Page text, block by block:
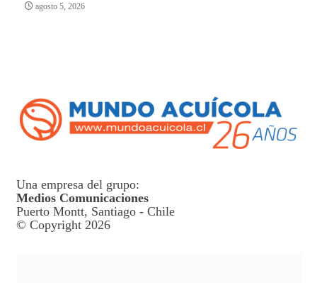
agosto 5, 2026
Una empresa del grupo:
Medios Comunicaciones
Puerto Montt, Santiago - Chile
© Copyright 2026